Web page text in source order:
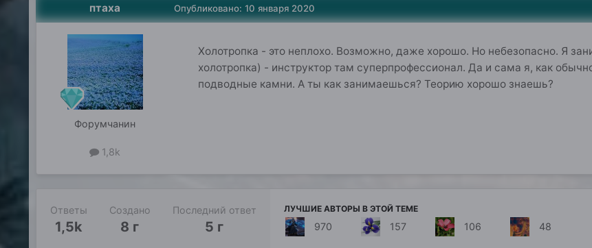
птаха
Форумчанин
1,8k
Опубликовано: 10 января 2020
Холотропка - это неплохо. Возможно, даже хорошо. Но небезопасно. Я
холотропка) - инструктор там суперпрофессионал. Да и сама я, как
подводные камни. А ты как занимаешься? Теорию хорошо знаешь?
Ответы
1,5k
Создано
8 г
Последний ответ
5 г
ЛУЧШИЕ АВТОРЫ В ЭТОЙ ТЕМЕ
970 157 106 48